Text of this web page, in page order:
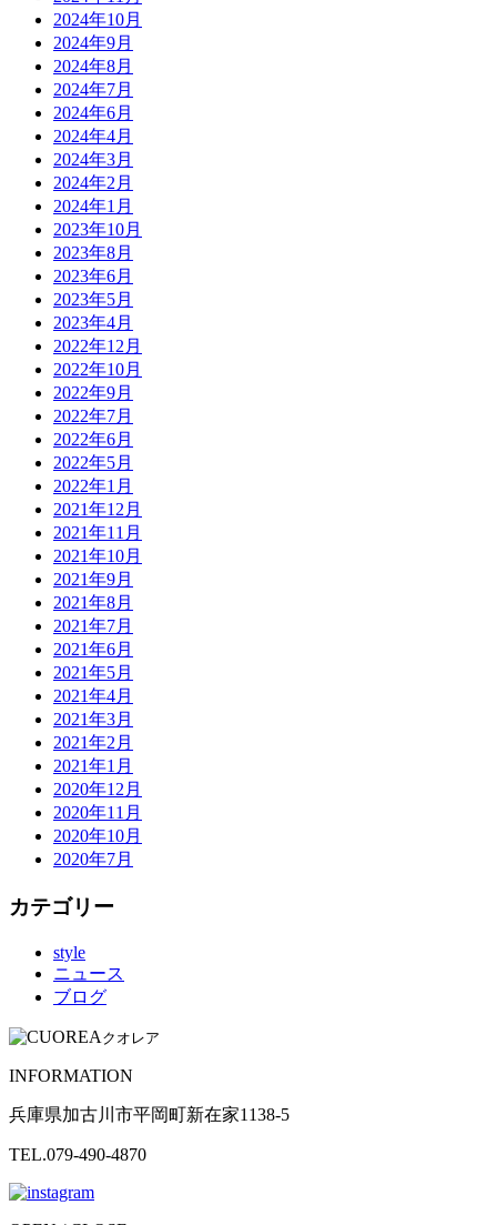
2024年10月
2024年9月
2024年8月
2024年7月
2024年6月
2024年4月
2024年3月
2024年2月
2024年1月
2023年10月
2023年8月
2023年6月
2023年5月
2023年4月
2022年12月
2022年10月
2022年9月
2022年7月
2022年6月
2022年5月
2022年1月
2021年12月
2021年11月
2021年10月
2021年9月
2021年8月
2021年7月
2021年6月
2021年5月
2021年4月
2021年3月
2021年2月
2021年1月
2020年12月
2020年11月
2020年10月
2020年7月
カテゴリー
style
ニュース
ブログ
クオレア
INFORMATION
兵庫県加古川市平岡町新在家1138-5
TEL.079-490-4870